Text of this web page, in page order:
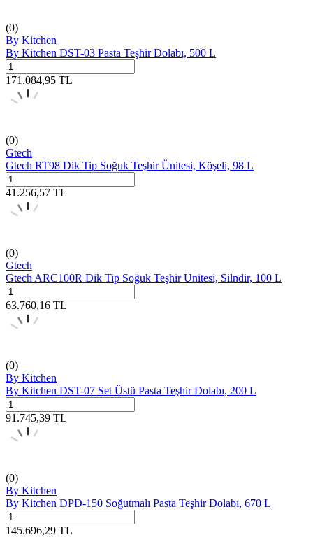
(0)
By Kitchen
By Kitchen DST-03 Pasta Teşhir Dolabı, 500 L
171.084,95 TL
(0)
Gtech
Gtech RT98 Dik Tip Soğuk Teşhir Ünitesi, Köşeli, 98 L
41.256,57 TL
(0)
Gtech
Gtech ARC100R Dik Tip Soğuk Teşhir Ünitesi, Silndir, 100 L
63.760,16 TL
(0)
By Kitchen
By Kitchen DST-07 Set Üstü Pasta Teşhir Dolabı, 200 L
91.745,39 TL
(0)
By Kitchen
By Kitchen DPD-150 Soğutmalı Pasta Teşhir Dolabı, 670 L
145.696,29 TL